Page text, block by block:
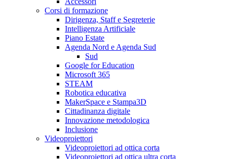
Corsi di formazione
Dirigenza, Staff e Segreterie
Intelligenza Artificiale
Piano Estate
Agenda Nord e Agenda Sud
Sud
Google for Education
Microsoft 365
STEAM
Robotica educativa
MakerSpace e Stampa3D
Cittadinanza digitale
Innovazione metodologica
Inclusione
Videoproiettori
Videoproiettori ad ottica corta
Videoproiettori ad ottica ultra corta